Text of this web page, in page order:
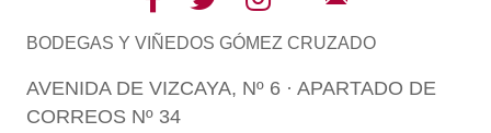
BODEGAS Y VIÑEDOS GÓMEZ CRUZADO
AVENIDA DE VIZCAYA, Nº 6 · APARTADO DE
CORREOS Nº 34